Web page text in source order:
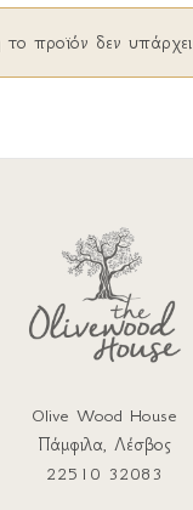
προϊόν δεν υπάρχει
Olive Wood House
Πάμφιλα, Λέσβος
22510 32083